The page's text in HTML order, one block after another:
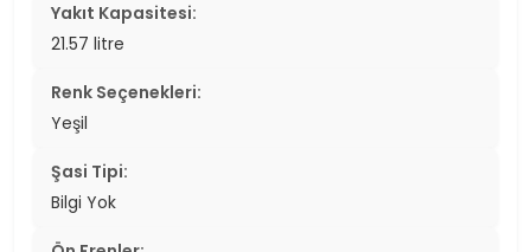
Yakıt Kapasitesi:
21.57 litre
Renk Seçenekleri:
Yeşil
Şasi Tipi:
Bilgi Yok